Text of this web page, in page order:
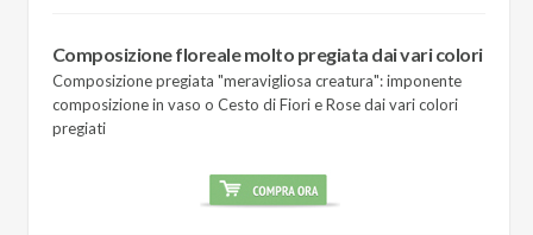
Composizione floreale molto pregiata dai vari colori
Composizione pregiata "meravigliosa creatura": imponente
composizione in vaso o Cesto di Fiori e Rose dai vari colori
pregiati